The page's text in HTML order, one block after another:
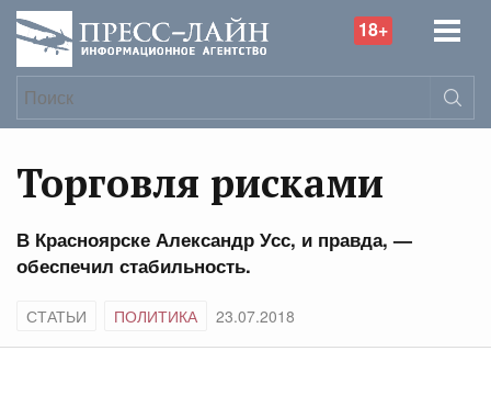
18+
Торговля рисками
В Красноярске Александр Усс, и правда, —
обеспечил стабильность.
СТАТЬИ ПОЛИТИКА 23.07.2018